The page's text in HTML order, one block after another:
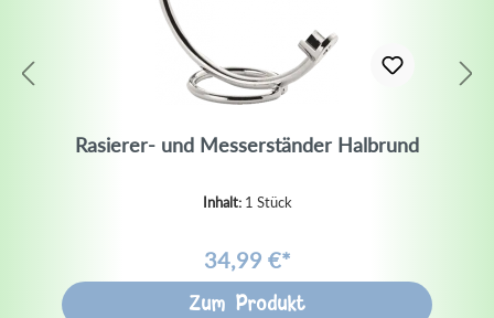
Rasierer- und Messerständer Halbrund
Inhalt: 1 Stück
34,99 €*
Zum Produkt